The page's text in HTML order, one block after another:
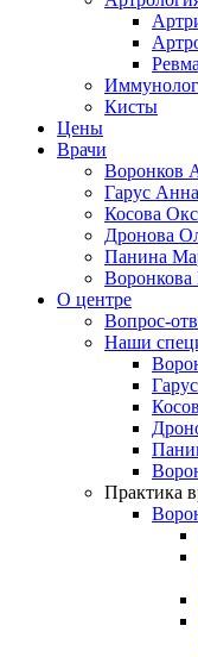
Кисты
Цены
Врачи
Воронков
Гарус
Косова
Дронова
Панина
Воронкова
О центре
Вопрос-
Наши
Практика